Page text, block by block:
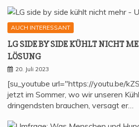
AUCH INTERESSANT
LG SIDE BY SIDE KÜHLT NICHT
LÖSUNG
20. Juli 2023
[su_youtube url="https://youtu.be/
jetzt im Sommer, wo wir unseren
dringendsten brauchen, versagt er…